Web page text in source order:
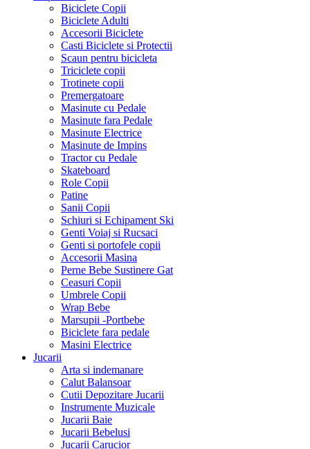
Biciclete Copii
Biciclete Adulti
Accesorii Biciclete
Casti Biciclete si Protectii
Scaun pentru bicicleta
Triciclete copii
Trotinete copii
Premergatoare
Masinute cu Pedale
Masinute fara Pedale
Masinute Electrice
Masinute de Impins
Tractor cu Pedale
Skateboard
Role Copii
Patine
Sanii Copii
Schiuri si Echipament Ski
Genti Voiaj si Rucsaci
Genti si portofele copii
Accesorii Masina
Perne Bebe Sustinere Gat
Ceasuri Copii
Umbrele Copii
Wrap Bebe
Marsupii -Portbebe
Biciclete fara pedale
Masini Electrice
Jucarii
Arta si indemanare
Calut Balansoar
Cutii Depozitare Jucarii
Instrumente Muzicale
Jucarii Baie
Jucarii Bebelusi
Jucarii Carucior